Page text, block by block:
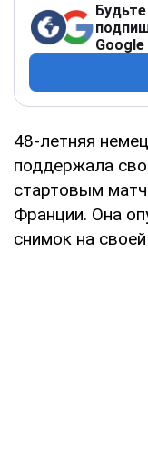
Google
48-летняя
поддержала
стартовым
Франции. Она
снимок на